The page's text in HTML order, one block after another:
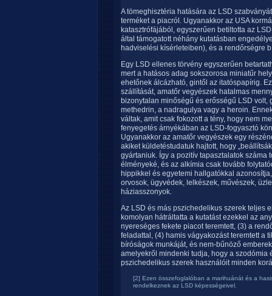
A tömeghisztéria hatására az LSD
terméket a piacról. Ugyanakkor az USA
katasztrófájából, egyszerűen betiltotta az
által támogatott néhány kutatásban
hadviselési kísérleteiben), és a rendőrségre
Egy LSD ellenes törvény egyszerűen
mert a hatásos adag sokszorosa miniatűr
ehetőnek álcázható, gintől az itatóspapírig.
szállítását, amatőr vegyészek hatalmas
bizonytalan minőségű és erősségű LSD
methedrin, a nadragulya vagy a heroin.
váltak, amit csak fokozott a tény, hogy nem
fenyegetés árnyékában az LSD-fogyasztó
Ugyanakkor az amatőr vegyészek egy
akiket küldetéstudatuk hajtott, hogy
gyártaniuk. Így a pozitív tapasztalatok
élményeké, és az alkímia csak tovább
hippikkel és egyetemi hallgatókkal
orvosok, ügyvédek, lelkészek, művészek,
háziasszonyok.
Az LSD és más pszichedelikus szerek teljes
komolyan hátráltatta a kutatást ezekkel az
nyereséges fekete piacot teremtett, (3) a
feladattal, (4) hamis vágyakozást teremtett a
bíróságok munkáját, és nem-bűnöző
amelyekről mindenki tudja, hogy a
pszichedelikus szerek használóit minden
[2] Ezen összefoglalóban a marihuánát és a
rendelkeznek az LSD képességeivel.